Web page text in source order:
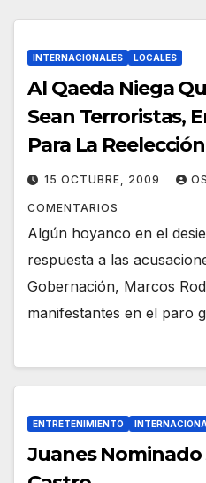
INTERNACIONALES LOCALES
Al Qaeda Niega
Sean Terroristas,
Para La Reelección
15 OCTUBRE, 2009
COMENTARIOS
Algún hoyanco en el
respuesta a las
Gobernación, Marcos
manifestantes en el paro
ENTRETENIMIENTO
Juanes Nominado